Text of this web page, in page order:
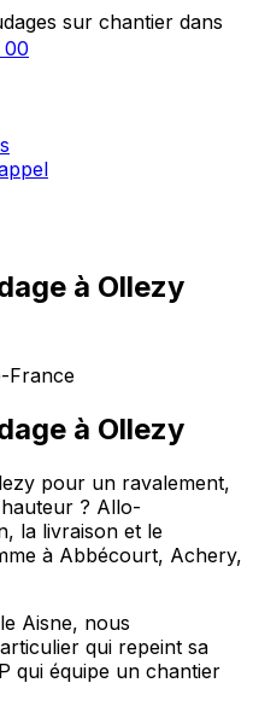
sur chantier dans
à Ollezy
France
à Ollezy
pour un ravalement,
? Allo-
la livraison et le
à Abbécourt, Achery,
Aisne, nous
qui repeint sa
qui équipe un chantier